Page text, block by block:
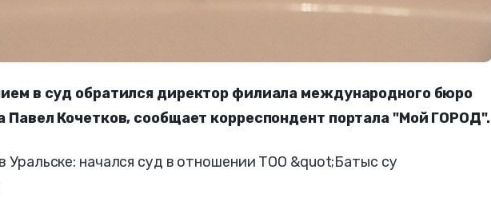
в суд обратился директор филиала международного бюро
Павел Кочетков, сообщает корреспондент портала "Мой ГОРОД".